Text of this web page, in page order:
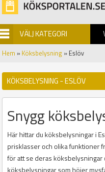
VÄLJ KATEGORI
Hem » Köksbelysning » Eslöv
KÖKSBELYSNING - ESLÖV
Snygg
Här hittar du köksbelysningar i
prisklasser och olika funktioner
för att se deras
köksbelysningar som höjer